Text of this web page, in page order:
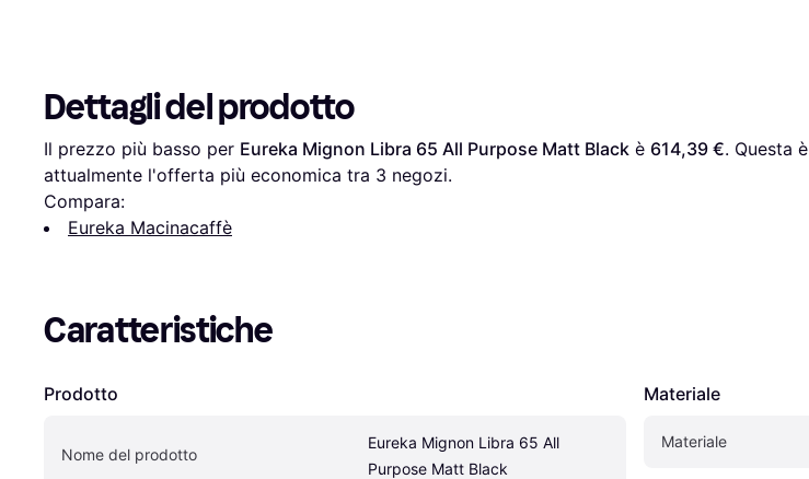
Dettagli del prodotto
Il prezzo più basso per Eureka Mignon Libra 65 All Purpose Matt Black è 614,39 €. Questa è
attualmente l'offerta più economica tra 3 negozi.
Compara:
Eureka Macinacaffè
Caratteristiche
Prodotto
Nome del prodotto
Eureka Mignon Libra 65 All
Purpose Matt Black
Materiale
Materiale